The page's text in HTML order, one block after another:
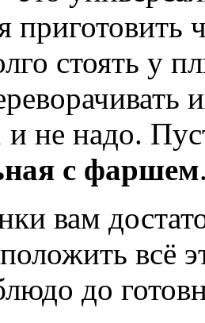
приготовить
стоять у
и не надо.
с фаршем
вам
всё
до